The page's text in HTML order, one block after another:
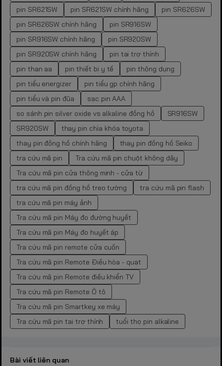
pin SR621SW
pin SR621SW chính hãng
pin SR626SW
pin SR626SW chính hãng
pin SR916SW
pin SR916SW chính hãng
pin SR920SW
pin SR920SW chính hãng
pin tai trợ thính
pin than aa
pin thiết bị y tế
pin thông dụng
pin tiểu energizer
pin tiểu gp chính hãng
pin tiểu và pin đũa
sạc pin AAA
so sánh pin silver oxide vs alkaline đồng hồ
SR916SW
SR920SW
thay pin chìa khóa toyota
thay pin đồng hồ chính hãng
thay pin đồng hồ Seiko
tra cứu mã pin
Tra cứu mã pin chuột không dây
Tra cứu mã pin cửa thông minh - cửa từ
tra cứu mã pin đồng hồ treo tường
tra cứu mã pin flash
tra cứu mã pin máy ảnh
Tra cứu mã pin Máy đo đường huyết
Tra cứu mã pin Máy đo huyết áp
Tra cứu mã pin remote cửa cuốn
Tra cứu mã pin Remote Điều hòa - quạt
Tra cứu mã pin Remote điều khiển TV
Tra cứu mã pin Remote Ô tô
Tra cứu mã pin Smartkey xe máy
Tra cứu mã pin tai trợ thính
tuổi thọ pin alkaline
Bài viết liên quan